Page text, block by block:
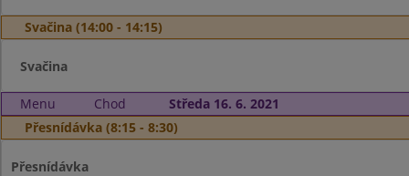
Svačina (14:00 - 14:15)
Svačina
Menu Chod
Středa 16. 6. 2021
Přesnídávka (8:15 - 8:30)
Přesnídávka